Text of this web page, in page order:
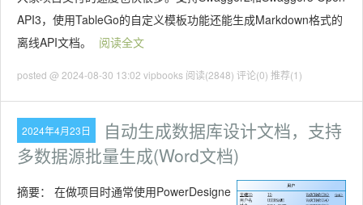
API3，使用TableGo的自定义模板功能还能生成Markdown格式的
离线API文档。
阅读全文
posted @ 2024-08-30 13:02 vipbooks 阅读(2848) 评论(0) 推荐(1)
2024年4月23日
自动生成数据库设计文档，支持
多数据源批量生成(Word文档)
摘要： 在做项目时通常使用PowerDesigne